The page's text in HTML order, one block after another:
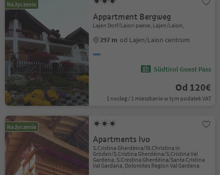
Na życzenie
Appartment Bergweg
Lajen Dorf/Laion paese, Lajen/Laion,
297 m od Lajen/Laion centrum
Südtirol Guest Pass
Od 120€
1 nocleg / 1 mieszkanie w tym podatek VAT
Na życzenie
Apartments Ivo
S.Cristina Gherdëina/St.Christina in
Gröden/S.Cristina Gherdëina/S.Cristina Val
Gardena, S.Crestina Gherdëina/Santa Cristina
Val Gardana, Dolomites Region Val Gardena